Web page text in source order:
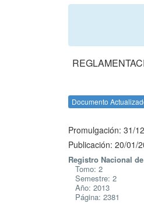
Documento
Promulgación: 31/
Publicación: 20/01/
Registro Nacional
Tomo: 2
Semestre: 2
Año: 2013
Página: 2381